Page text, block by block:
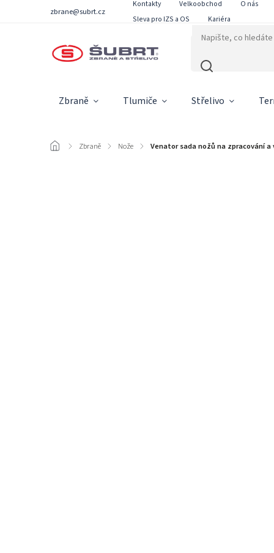
zbrane@subrt.cz
Kontakty Velkoobchod O nás
Sleva pro IZS a OS
Kariéra
Zbraně Tlumiče Střelivo
/ Zbraně / Nože / Venator sada nožů na zpracování